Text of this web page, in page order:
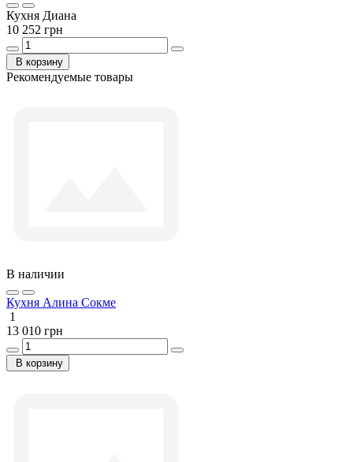
Кухня Диана
10 252 грн
В корзину
Рекомендуемые товары
В наличии
Кухня Алина Сокме
1
13 010 грн
В корзину